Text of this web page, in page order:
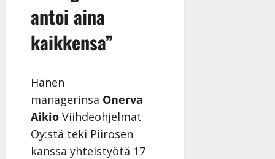
antoi aina
kaikkensa”
Hänen
managerinsa Onerva
Aikio Viihdeohjelmat
Oy:stä teki Piirosen
kanssa yhteistyötä 17